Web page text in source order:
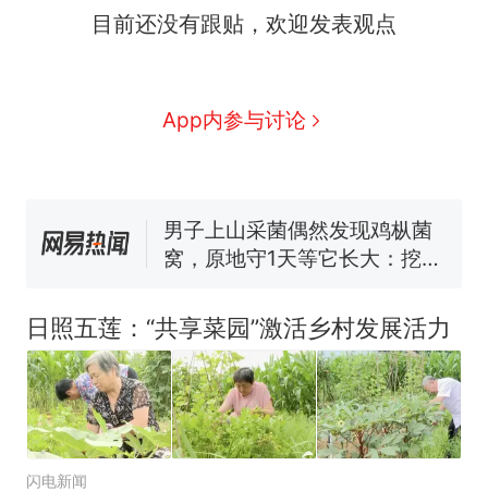
目前还没有跟贴，欢迎发表观点
App内参与讨论
热 那个在床头放菜刀的女孩，
因老师一句“跟我回家”改写了
费大厨“全国小炒肉大王”称
窝，原地守1天等它长大：挖了
140多朵
美国渔民钓获鲨鱼徒手将其拽
回大海 目击者直呼震惊 （视频
官方通报
热 那个在床头放菜刀的女孩，
因老师一句“跟我回家”改写了
人生
日照五莲：“共享菜园”激活乡村发展活力
闪电新闻